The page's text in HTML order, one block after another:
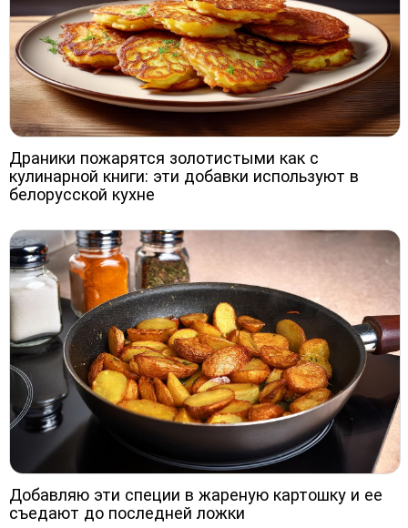
Драники пожарятся золотистыми как с
кулинарной книги: эти добавки используют в
белорусской кухне
Добавляю эти специи в жареную картошку и ее
съедают до последней ложки